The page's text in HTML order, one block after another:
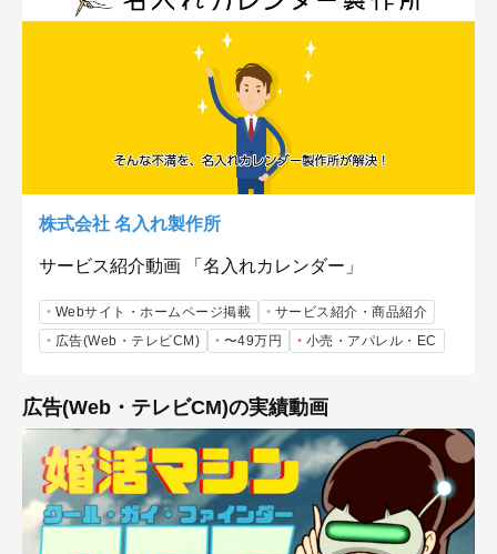
株式会社 名入れ製作所
サービス紹介動画 「名入れカレンダー」
Webサイト・ホームページ掲載
サービス紹介・商品紹介
広告(Web・テレビCM)
〜49万円 小売・アパレル・EC
広告(Web・テレビCM)の実績動画